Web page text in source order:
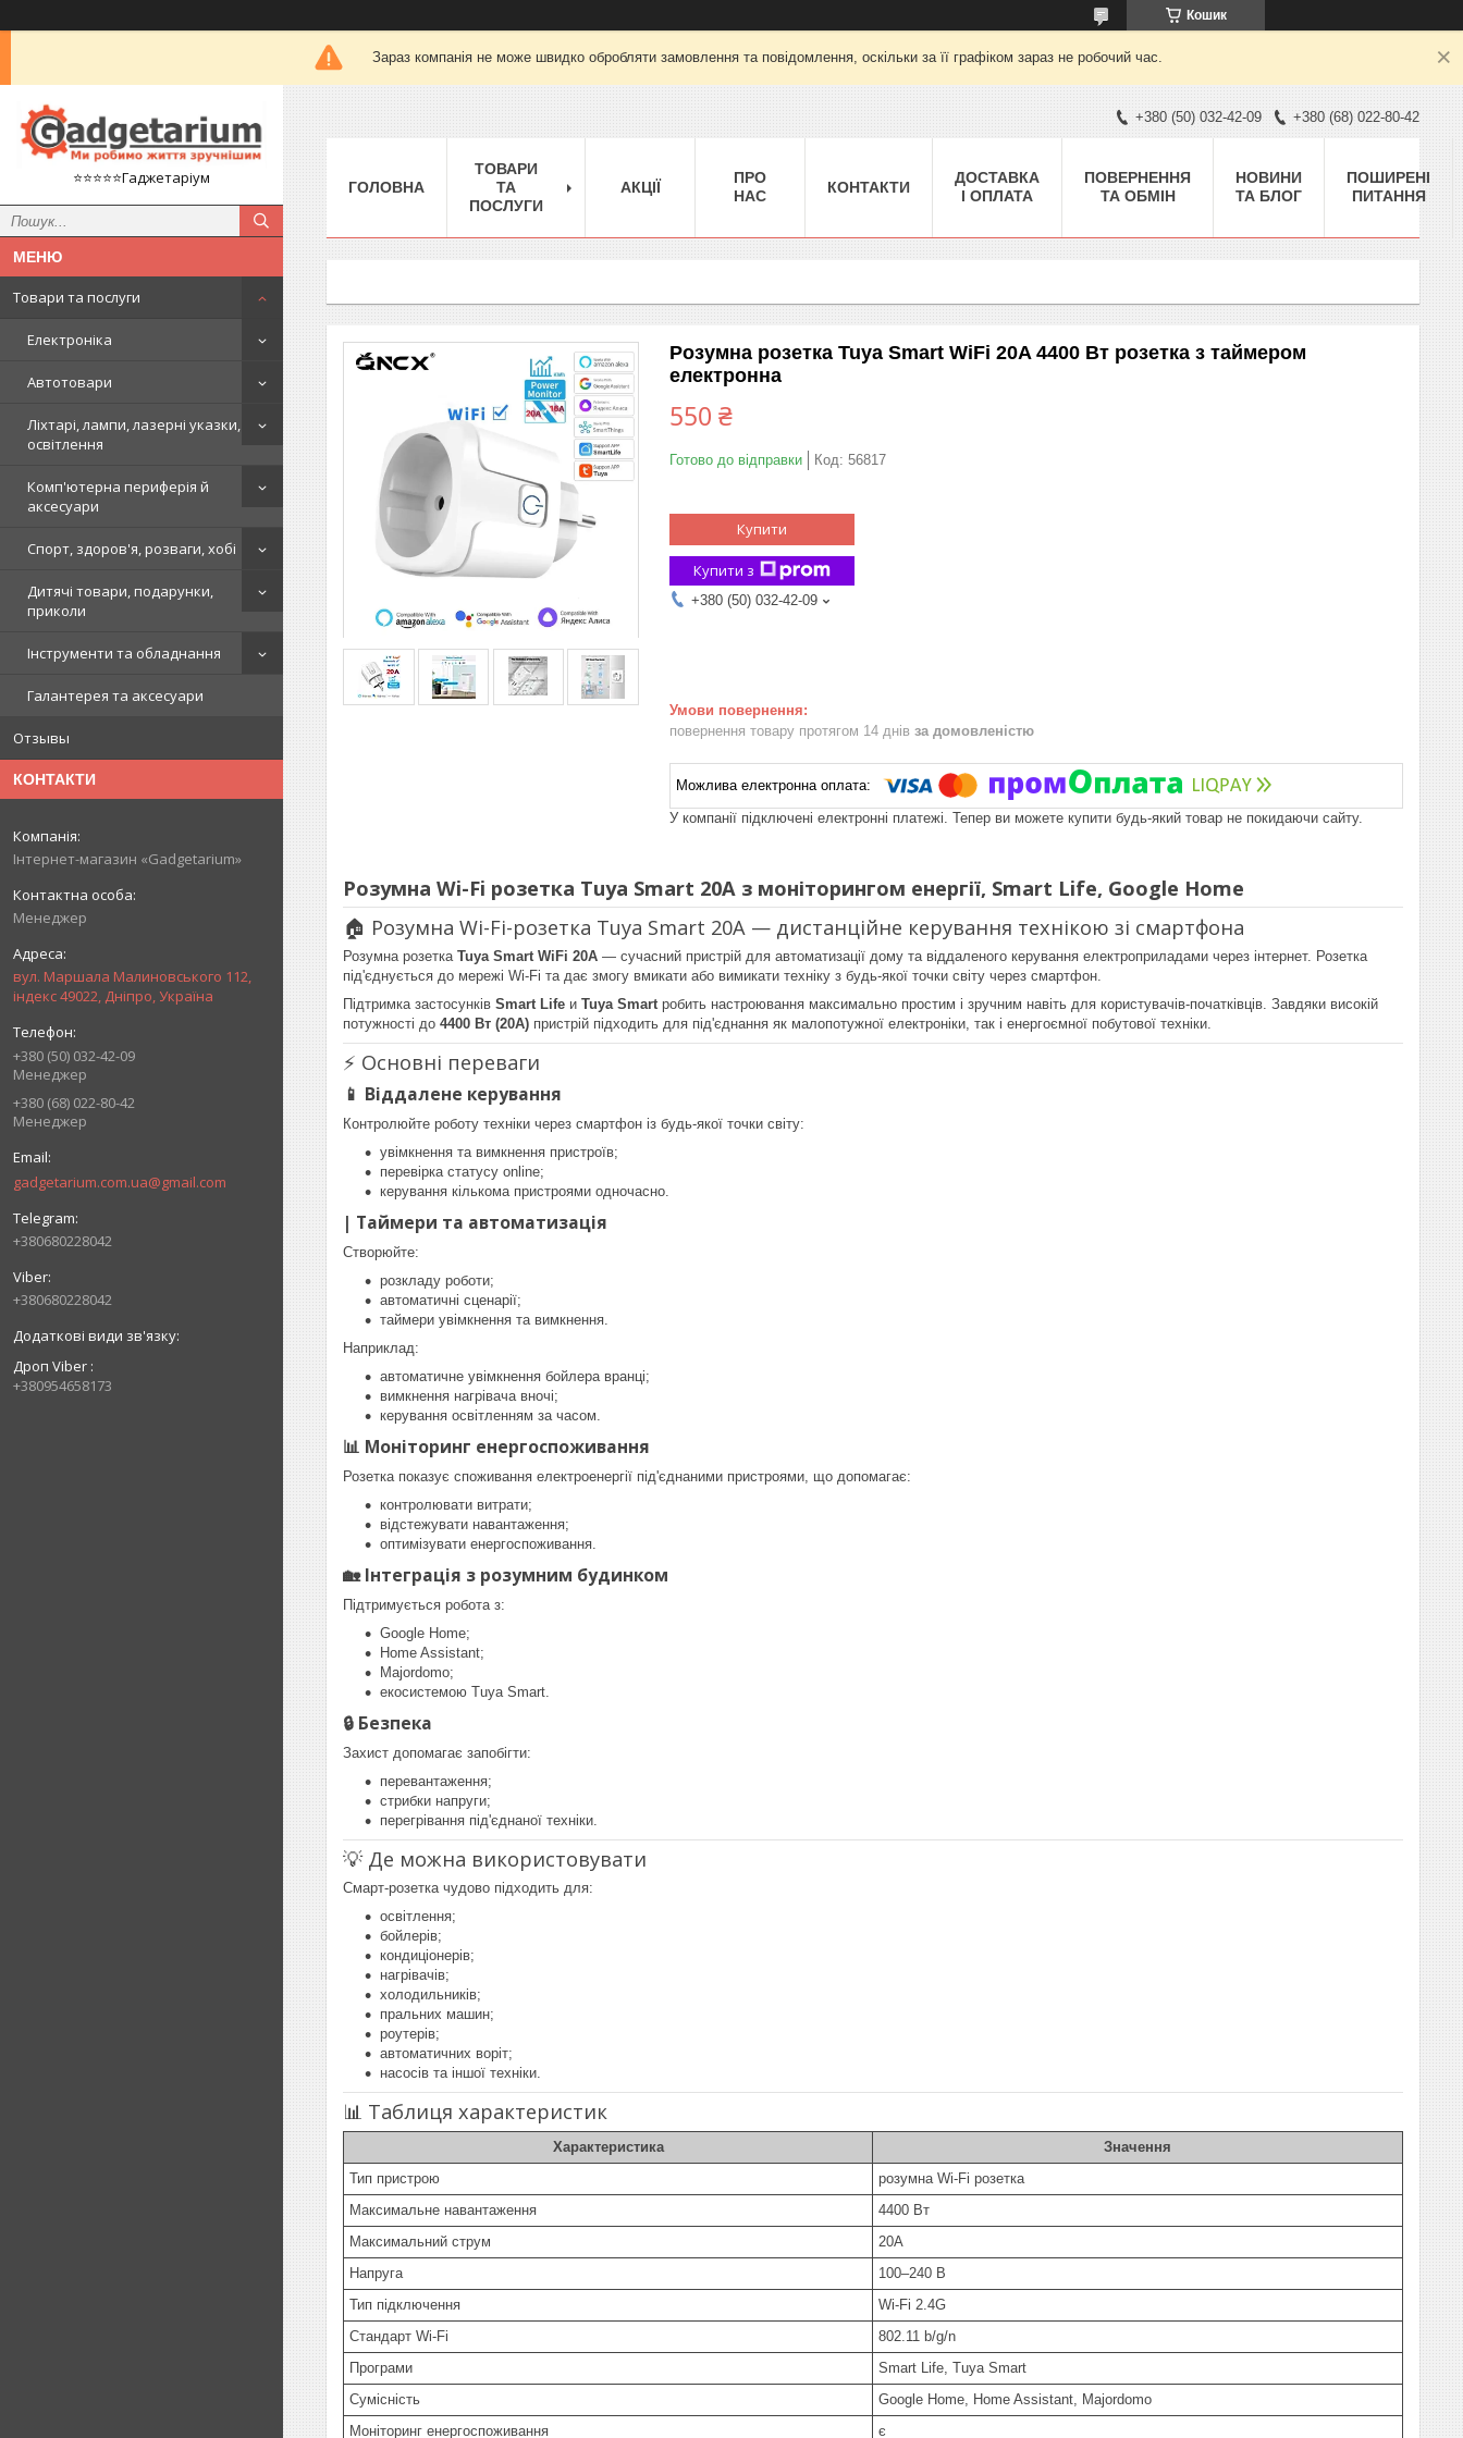
Кошик
Зараз компанія не може швидко обробляти замовлення та повідомлення, оскільки за її графіком зараз не робочий час.
⭐️⭐️⭐️⭐️⭐️Гаджетаріум
Товари та послуги
Електроніка
Автотовари
Ліхтарі, лампи, лазерні указки,
освітлення
Комп'ютерна периферія й
аксесуари
Спорт, здоров'я, розваги, хобі
Дитячі товари, подарунки,
приколи
Інструменти та обладнання
Галантерея та аксесуари
Отзывы
КОНТАКТИ
Інтернет-магазин «Gadgetarium»
Менеджер
вул. Маршала Малиновського 112,
індекс 49022, Дніпро, Україна
+380 (50) 032-42-09
Менеджер
+380 (68) 022-80-42
Менеджер
gadgetarium.com.ua@gmail.com
+380680228042
+380680228042
Дроп Viber
+380954658173
+380 (50) 032-42-09 +380 (68) 022-80-42
ГОЛОВНА
ТОВАРИ
ТА
ПОСЛУГИ
АКЦІЇ
ПРО
НАС
КОНТАКТИ
ДОСТАВКА
І ОПЛАТА
ПОВЕРНЕННЯ
ТА ОБМІН
НОВИНИ
ТА БЛОГ
ПОШИРЕНІ
ПИТАННЯ
Розумна розетка Tuya Smart WiFi 20A 4400 Вт розетка з таймером
електронна
550 ₴
Готово до відправки Код: 56817
Купити
Купити з
+380 (50) 032-42-09
повернення товару протягом 14 днів за домовленістю
У компанії підключені електронні платежі. Тепер ви можете купити будь-який товар не покидаючи сайту.
Розумна Wi-Fi розетка Tuya Smart 20A з моніторингом енергії, Smart Life, Google Home
🏠 Розумна Wi-Fi-розетка Tuya Smart 20A — дистанційне керування технікою зі смартфона
Розумна розетка Tuya Smart WiFi 20A — сучасний пристрій для автоматизації дому та віддаленого керування електроприладами через інтернет. Розетка
під'єднується до мережі Wi-Fi та дає змогу вмикати або вимикати техніку з будь-якої точки світу через смартфон.
Підтримка застосунків Smart Life и Tuya Smart робить настроювання максимально простим і зручним навіть для користувачів-початківців. Завдяки високій
потужності до 4400 Вт (20A) пристрій підходить для під'єднання як малопотужної електроніки, так і енергоємної побутової техніки.
⚡ Основні переваги
📱 Віддалене керування
Контролюйте роботу техніки через смартфон із будь-якої точки світу:
увімкнення та вимкнення пристроїв;
перевірка статусу online;
керування кількома пристроями одночасно.
| Таймери та автоматизація
Створюйте:
розкладу роботи;
автоматичні сценарії;
таймери увімкнення та вимкнення.
Наприклад:
автоматичне увімкнення бойлера вранці;
вимкнення нагрівача вночі;
керування освітленням за часом.
📊 Моніторинг енергоспоживання
Розетка показує споживання електроенергії під'єднаними пристроями, що допомагає:
контролювати витрати;
відстежувати навантаження;
оптимізувати енергоспоживання.
🏡 Інтеграція з розумним будинком
Підтримується робота з:
Google Home;
Home Assistant;
Majordomo;
екосистемою Tuya Smart.
🔒 Безпека
Захист допомагає запобігти:
перевантаження;
стрибки напруги;
перегрівання під'єднаної техніки.
💡 Де можна використовувати
Смарт-розетка чудово підходить для:
освітлення;
бойлерів;
кондиціонерів;
нагрівачів;
холодильників;
пральних машин;
роутерів;
автоматичних воріт;
насосів та іншої техніки.
📊 Таблиця характеристик
Характеристика
Значення
Тип пристрою
розумна Wi-Fi розетка
Максимальне навантаження
4400 Вт
Максимальний струм
20A
Напруга
100–240 В
Тип підключення
Wi-Fi 2.4G
Стандарт Wi-Fi
802.11 b/g/n
Програми
Smart Life, Tuya Smart
Сумісність
Google Home, Home Assistant, Majordomo
Моніторинг енергоспоживання
є